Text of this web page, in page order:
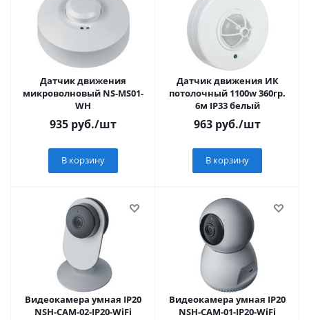
Датчик движения
микроволновый NS-MS01-
WH
935 руб./шт
В корзину
Датчик движения ИК
потолочный 1100w 360гр.
6м IP33 белый
963 руб./шт
В корзину
Видеокамера умная IP20
NSH-CAM-02-IP20-WiFi
Видеокамера умная IP20
NSH-CAM-01-IP20-WiFi